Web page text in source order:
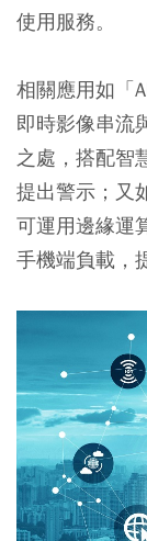
使用服務。
相關應用如「
即時影像串流
之處，搭配智
提出警示；又
可運用邊緣運
手機端負載，